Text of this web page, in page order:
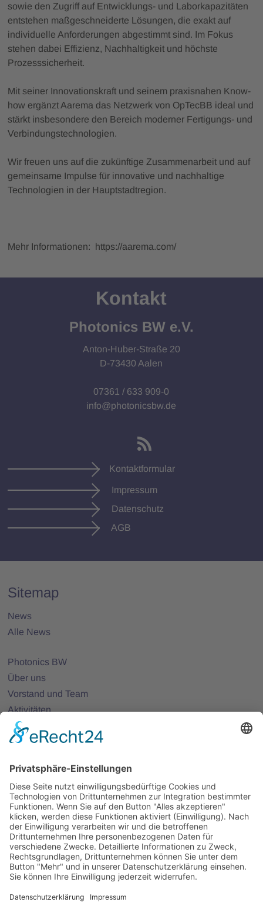
sowie den Zugriff auf Entwicklungs- und Laborkapazitäten
entstehen maßgeschneiderte Lösungen, die exakt auf
individuelle Anforderungen abgestimmt sind. Im Fokus
stehen dabei Effizienz, Nachhaltigkeit und höchste
Prozesssicherheit.
Mit seiner Innovationskraft und seinem praxisnahen Know-
how ergänzt Aarema das Netzwerk von OpTecBB ideal und
stärkt insbesondere den Bereich moderner Fertigungs- und
Verbindungstechnologien.
Wir freuen uns auf die zukünftige Zusammenarbeit und auf
gemeinsame Impulse für innovative und nachhaltige
Technologien in der Hauptstadtregion.
Mehr Informationen: https://aarema.com/
Kontakt
Photonics BW e.V.
Anton-Huber-Straße 20
D-73430 Aalen
07361 / 633 909-0
info@photonicsbw.de
Kontaktformular
Impressum
Datenschutz
AGB
Sitemap
News
Alle News
Photonics BW
Über uns
Vorstand und Team
Aktivitäten
25 Jahre Photonics BW
Mitglieder
Projekte
Partnernetze
Veranstaltungen
Alle Veranstaltungen
Jobs
Alle Jobs